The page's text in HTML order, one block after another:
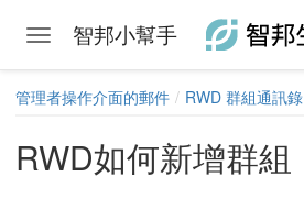
Toggle navigation
智邦小幫手
管理者操作介面的郵件 RWD 群組通訊錄
RWD如何新增群組